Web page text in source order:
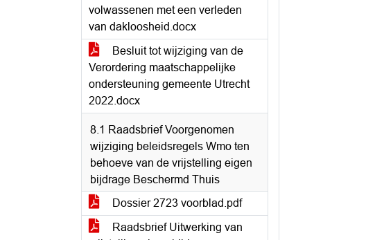
volwassenen met een verleden
van dakloosheid.docx
Besluit tot wijziging van de
Verordering maatschappelijke
ondersteuning gemeente Utrecht
2022.docx
8.1 Raadsbrief Voorgenomen
wijziging beleidsregels Wmo ten
behoeve van de vrijstelling eigen
bijdrage Beschermd Thuis
Dossier 2723 voorblad.pdf
Raadsbrief Uitwerking van